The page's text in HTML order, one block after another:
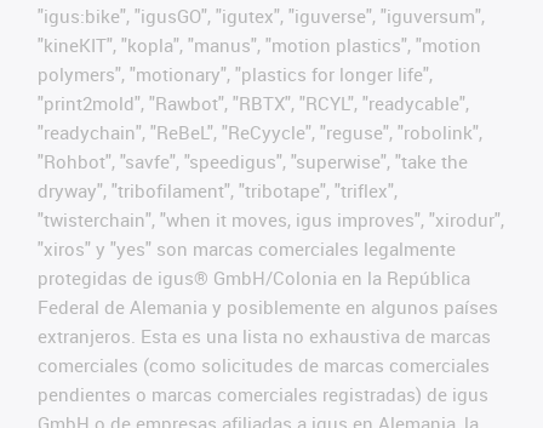
"igus:bike", "igusGO", "igutex", "iguverse", "iguversum",
"kineKIT", "kopla", "manus", "motion plastics", "motion
polymers", "motionary", "plastics for longer life",
"print2mold", "Rawbot", "RBTX", "RCYL", "readycable",
"readychain", "ReBeL", "ReCyycle", "reguse", "robolink",
"Rohbot", "savfe", "speedigus", "superwise", "take the
dryway", "tribofilament", "tribotape", "triflex",
"twisterchain", "when it moves, igus improves", "xirodur",
"xiros" y "yes" son marcas comerciales legalmente
protegidas de igus® GmbH/Colonia en la República
Federal de Alemania y posiblemente en algunos países
extranjeros. Esta es una lista no exhaustiva de marcas
comerciales (como solicitudes de marcas comerciales
pendientes o marcas comerciales registradas) de igus
GmbH o de empresas afiliadas a igus en Alemania, la